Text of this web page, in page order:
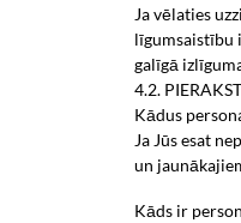
Ja vēlaties
līgumsaistību
galīgā
4.2.
Kādus
Ja Jūs esat
un
Kāds ir